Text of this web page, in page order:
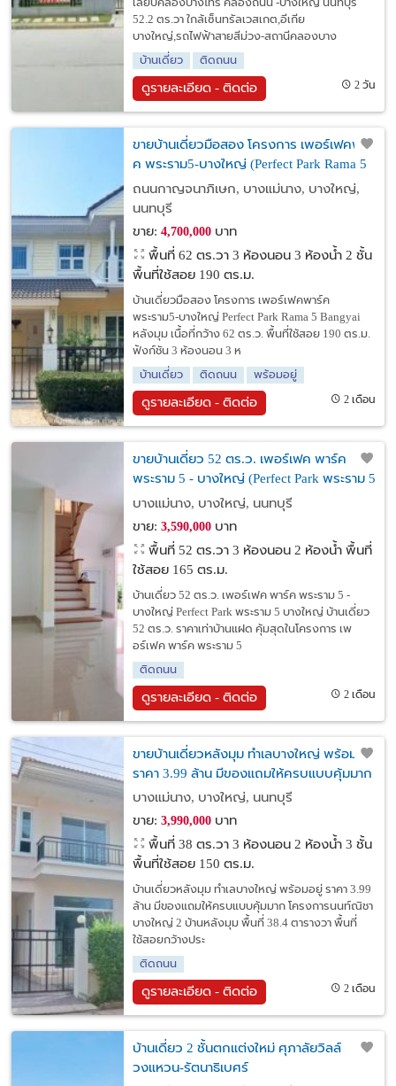
เลียบคลองบางไทร คลองถนน -บางใหญ่ นนทบุรี
52.2 ตร.วา ใกล้เซ็นทรัลเวสเกต,อีเกีย
บางใหญ่,รถไฟฟ้าสายสีม่วง-สถานีคลองบาง
บ้านเดี่ยว
ติดถนน
ดูรายละเอียด - ติดต่อ 2 วัน
ขายบ้านเดี่ยวมือสอง โครงการ เพอร์เฟคพาร์
ค พระราม5-บางใหญ่ (Perfect Park Rama 5
Bangyai) หลังมุม เนื้อที่ 62 ตร.ว. ใกล้
รถไฟฟ้าสายสีม่วงสถานีตลาดบางใหญ่
ถนนกาญจนาภิเษก, บางแม่นาง, บางใหญ่,
นนทบุรี
ขาย: 4,700,000บาท
พื้นที่ 62 ตร.วา 3 ห้องนอน 3 ห้องน้ำ 2 ชั้น
พื้นที่ใช้สอย 190 ตร.ม.
บ้านเดี่ยวมือสอง โครงการ เพอร์เฟคพาร์ค
พระราม5-บางใหญ่ Perfect Park Rama 5 Bangyai
หลังมุม เนื้อที่กว้าง 62 ตร.ว. พื้นที่ใช้สอย 190 ตร.ม.
ฟังก์ชัน 3 ห้องนอน 3 ห
บ้านเดี่ยว
ติดถนน พร้อมอยู่
ดูรายละเอียด - ติดต่อ 2 เดือน
ขายบ้านเดี่ยว 52 ตร.ว. เพอร์เฟค พาร์ค
พระราม 5 - บางใหญ่ (Perfect Park พระราม 5
บางใหญ่)
บางแม่นาง, บางใหญ่, นนทบุรี
ขาย: 3,590,000บาท
พื้นที่ 52 ตร.วา 3 ห้องนอน 2 ห้องน้ำ พื้นที่
ใช้สอย 165 ตร.ม.
บ้านเดี่ยว 52 ตร.ว. เพอร์เฟค พาร์ค พระราม 5 -
บางใหญ่ Perfect Park พระราม 5 บางใหญ่ บ้านเดี่ยว
52 ตร.ว. ราคาเท่าบ้านแฝด คุ้มสุดในโครงการ เพ
อร์เฟค พาร์ค พระราม 5
ติดถนน
ดูรายละเอียด - ติดต่อ 2 เดือน
ขายบ้านเดี่ยวหลังมุม ทำเลบางใหญ่ พร้อมอยู่
ราคา 3.99 ล้าน มีของแถมให้ครบแบบคุ้มมาก
บางแม่นาง, บางใหญ่, นนทบุรี
ขาย: 3,990,000บาท
พื้นที่ 38 ตร.วา 3 ห้องนอน 2 ห้องน้ำ 3 ชั้น
พื้นที่ใช้สอย 150 ตร.ม.
บ้านเดี่ยวหลังมุม ทำเลบางใหญ่ พร้อมอยู่ ราคา 3.99
ล้าน มีของแถมให้ครบแบบคุ้มมาก โครงการนนท์ณิชา
บางใหญ่ 2 บ้านหลังมุม พื้นที่ 38.4 ตารางวา พื้นที่
ใช้สอยกว้างประ
ติดถนน
ดูรายละเอียด - ติดต่อ 2 เดือน
บ้านเดี่ยว 2 ชั้นตกแต่งใหม่ ศุภาลัยวิลล์
วงแหวน-รัตนาธิเบศร์